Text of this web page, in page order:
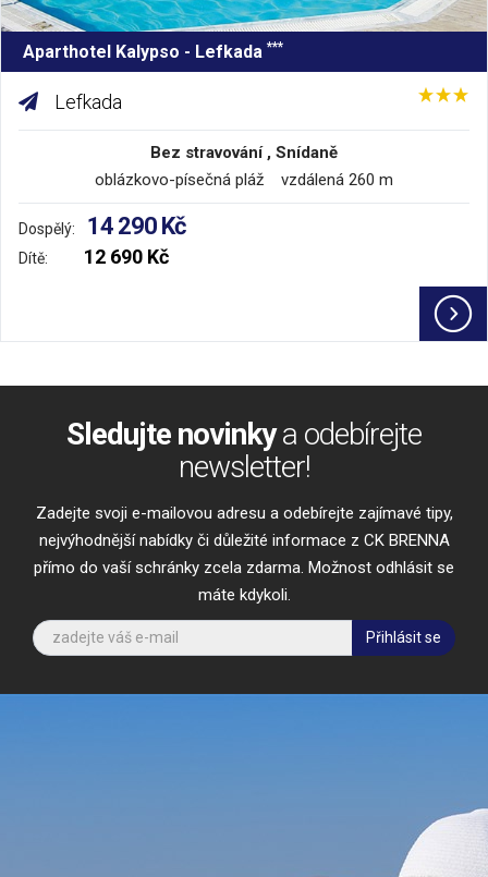
Aparthotel Kalypso - Lefkada ***
Lefkada
Bez stravování , Snídaně
oblázkovo-písečná pláž vzdálená 260 m
Dospělý: 14 290 Kč
Dítě: 12 690 Kč
Sledujte novinkya odebírejte
newsletter!
Zadejte svoji e-mailovou adresu a odebírejte zajímavé tipy,
nejvýhodnější nabídky či důležité informace z CK BRENNA
přímo do vaší schránky zcela zdarma. Možnost odhlásit se
máte kdykoli.
Přihlásit se